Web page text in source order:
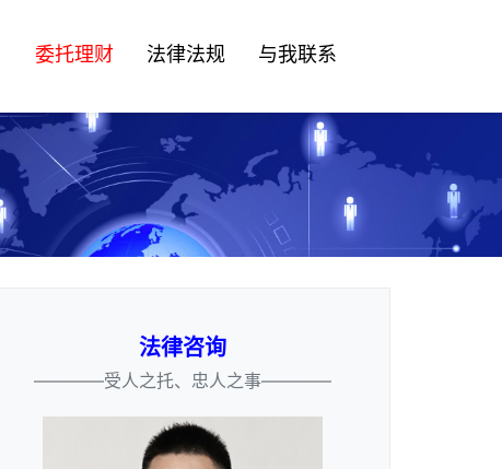
委托理财 法律法规 与我联系
法律咨询
————受人之托、忠人之事————